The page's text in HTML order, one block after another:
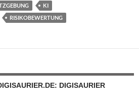
KI
RISIKOBEWERTUNG
DIGISAURIER